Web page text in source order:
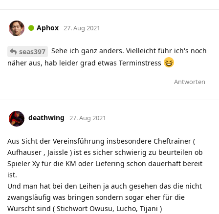
Aphox 27. Aug 2021
seas397
Sehe ich ganz anders. Vielleicht führ ich's noch
näher aus, hab leider grad etwas Terminstress
Antworten
deathwing 27. Aug 2021
Aus Sicht der Vereinsführung insbesondere Cheftrainer (
Aufhauser , Jaissle ) ist es sicher schwierig zu beurteilen ob
Spieler Xy für die KM oder Liefering schon dauerhaft bereit
ist.
Und man hat bei den Leihen ja auch gesehen das die nicht
zwangsläufig was bringen sondern sogar eher für die
Wurscht sind ( Stichwort Owusu, Lucho, Tijani )